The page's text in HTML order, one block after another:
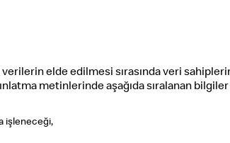
verilerin elde edilmesi sırasında veri
metinlerinde aşağıda sıralanan
işleneceği,